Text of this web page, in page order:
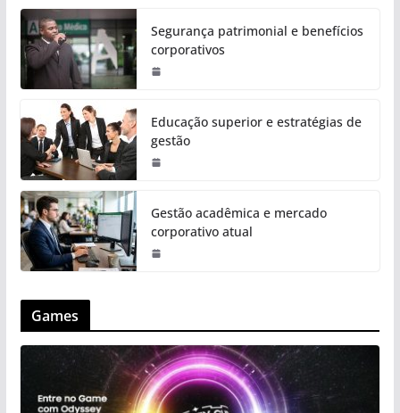
Segurança patrimonial e benefícios
corporativos
Educação superior e estratégias de
gestão
Gestão acadêmica e mercado
corporativo atual
Games